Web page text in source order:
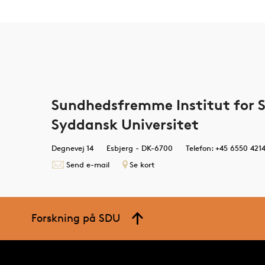
Sundhedsfremme Institut for
Syddansk Universitet
Degnevej 14 Esbjerg - DK-6700
Telefon: +45 6550 4214
Send e-mail
Se kort
Forskning på SDU